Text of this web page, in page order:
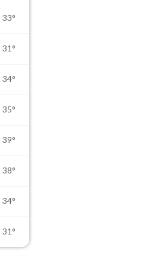
33°
31°
34°
35°
39°
38°
34°
31°